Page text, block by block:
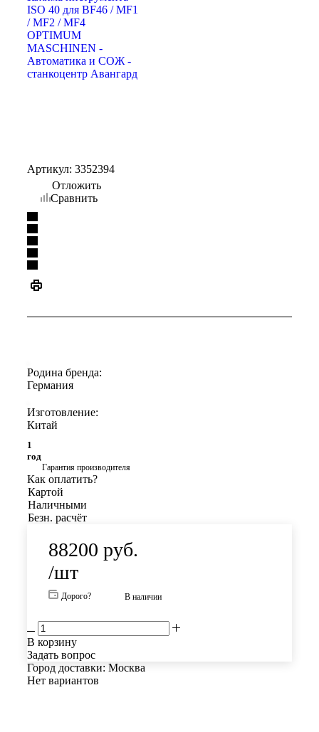
Артикул: 3352394
Отложить
Сравнить
Родина бренда:
Германия
Изготовление:
Китай
1
год
Гарантия производителя
Как оплатить?
Картой
Наличными
Безн. расчёт
88200 руб.
/шт
Дорого? В наличии
В корзину
Задать вопрос
Город доставки: Москва
Нет вариантов